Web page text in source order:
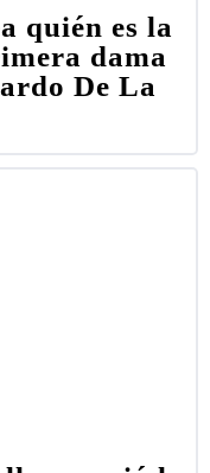
quién es la
dama
De La